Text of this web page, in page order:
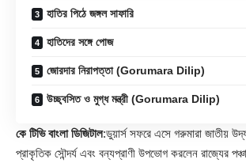
হাতির পিঠে জঙ্গল সাফারি
হাতিদের সঙ্গে পোজ
জোরদার নিরাপত্তা (Gorumara Dilip)
উচ্ছ্বসিত ও মুগ্ধ মন্ত্রী (Gorumara Dilip)
কে টিভি বাংলা ডিজিটাল:ডুয়ার্স সফরে এসে গরুমারা জাতীয়
প্রাকৃতিক সৌন্দর্য এবং বন্যপ্রাণী উপভোগ করলেন রাজ্যের